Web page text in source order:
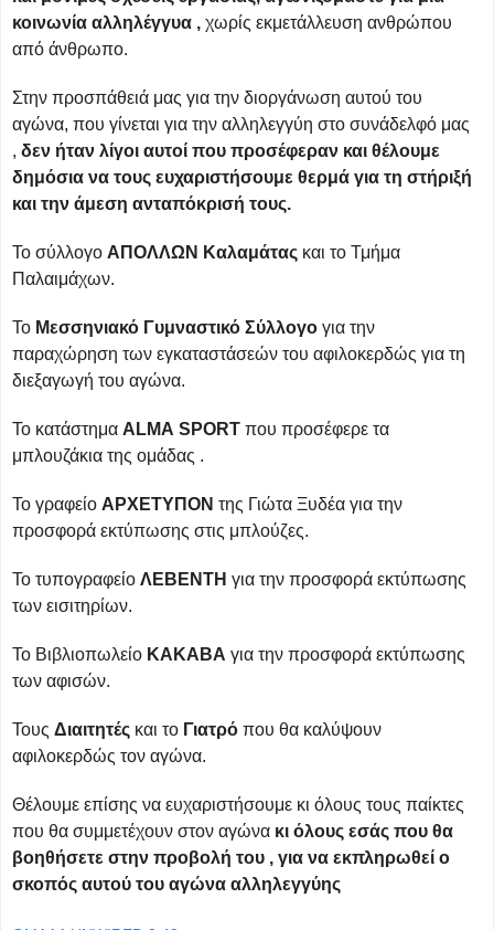
κοινωνία αλληλέγγυα , χωρίς εκμετάλλευση ανθρώπου
από άνθρωπο.
Στην προσπάθειά μας για την διοργάνωση αυτού του
αγώνα, που γίνεται για την αλληλεγγύη στο συνάδελφό μας
, δεν ήταν λίγοι αυτοί που προσέφεραν και θέλουμε
δημόσια να τους ευχαριστήσουμε θερμά για τη στήριξή
και την άμεση ανταπόκρισή τους.
Το σύλλογο ΑΠΟΛΛΩΝ Καλαμάτας και το Τμήμα
Παλαιμάχων.
Το Μεσσηνιακό Γυμναστικό Σύλλογο για την
παραχώρηση των εγκαταστάσεών του αφιλοκερδώς για τη
διεξαγωγή του αγώνα.
Το κατάστημα ALMA SPORT που προσέφερε τα
μπλουζάκια της ομάδας .
Το γραφείο ΑΡΧΕΤΥΠΟΝ της Γιώτα Ξυδέα για την
προσφορά εκτύπωσης στις μπλούζες.
Το τυπογραφείο ΛΕΒΕΝΤΗ για την προσφορά εκτύπωσης
των εισιτηρίων.
Το Βιβλιοπωλείο ΚΑΚΑΒΑ για την προσφορά εκτύπωσης
των αφισών.
Τους Διαιτητές και το Γιατρό που θα καλύψουν
αφιλοκερδώς τον αγώνα.
Θέλουμε επίσης να ευχαριστήσουμε κι όλους τους παίκτες
που θα συμμετέχουν στον αγώνα κι όλους εσάς που θα
βοηθήσετε στην προβολή του , για να εκπληρωθεί ο
σκοπός αυτού του αγώνα αλληλεγγύης